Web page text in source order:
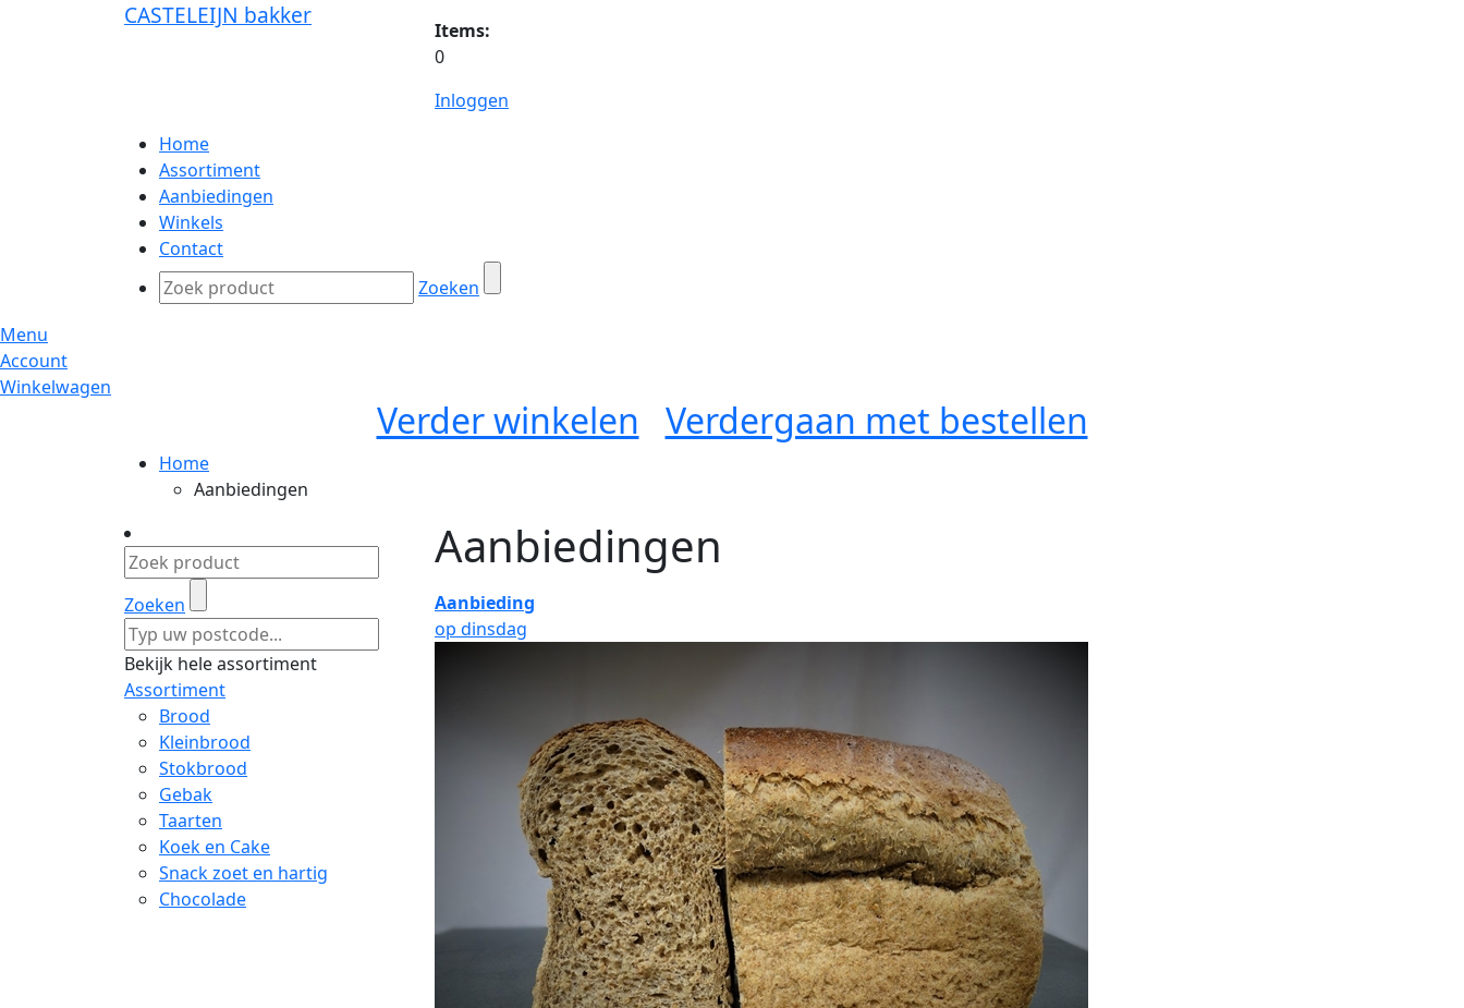
CASTELEIJN bakker
Items:
0
Inloggen
Home
Assortiment
Aanbiedingen
Winkels
Contact
Zoeken
Menu
Account
Winkelwagen
Verder winkelen Verdergaan met bestellen
Home
Aanbiedingen
Zoeken
Bekijk hele assortiment
Assortiment
Brood
Kleinbrood
Stokbrood
Gebak
Taarten
Koek en Cake
Snack zoet en hartig
Chocolade
Aanbiedingen
Aanbieding
op dinsdag